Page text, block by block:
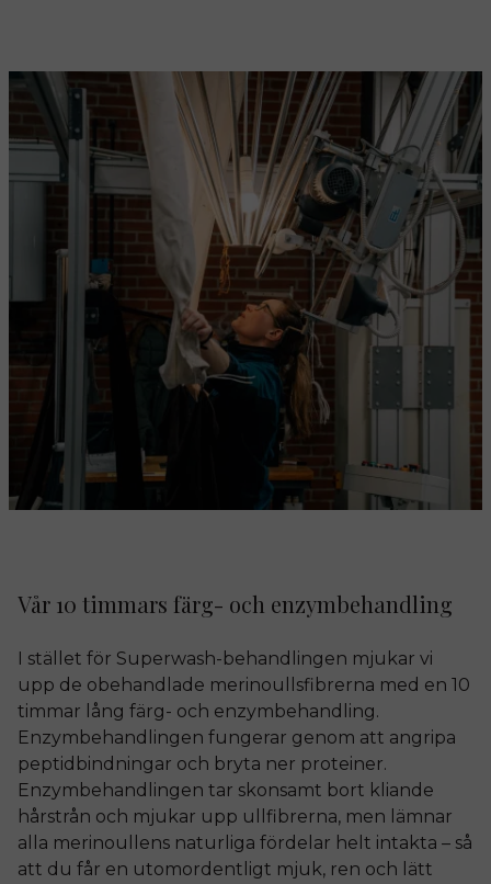
Vår 10 timmars färg- och enzymbehandling
I stället för Superwash-behandlingen mjukar vi
upp de obehandlade merinoullsfibrerna med en 10
timmar lång färg- och enzymbehandling.
Enzymbehandlingen fungerar genom att angripa
peptidbindningar och bryta ner proteiner.
Enzymbehandlingen tar skonsamt bort kliande
hårstrån och mjukar upp ullfibrerna, men lämnar
alla merinoullens naturliga fördelar helt intakta – så
att du får en utomordentligt mjuk, ren och lätt